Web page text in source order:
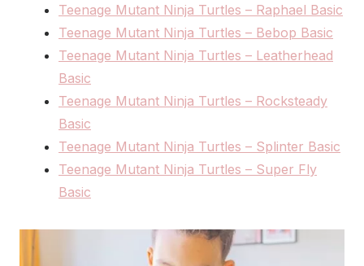
Teenage Mutant Ninja Turtles – Raphael Basic
Teenage Mutant Ninja Turtles – Bebop Basic
Teenage Mutant Ninja Turtles – Leatherhead
Basic
Teenage Mutant Ninja Turtles – Rocksteady
Basic
Teenage Mutant Ninja Turtles – Splinter Basic
Teenage Mutant Ninja Turtles – Super Fly
Basic